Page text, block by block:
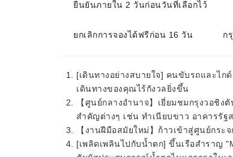
ยืนยันภายใน 2 วันก่อนวันที่เลือกไว้
ยกเลิกการจองได้ฟรีก่อน 16 วัน ก
[เดินทางอย่างสบายใจ] คนขับรถและไก
เดินทางของคุณไร้กังวลยิ่งขึ้น
【ศูนย์กลางอำนาจ】เยี่ยมชมกรุงวอชิ
สำคัญต่างๆ เช่น ทำเนียบขาว อาคารรั
【งานฝีมือสมัยใหม่】ก้าวเข้าสู่ศูนย์กร
[เพลิดเพลินไปกับน้ำตก] ขึ้นเรือสำราญ